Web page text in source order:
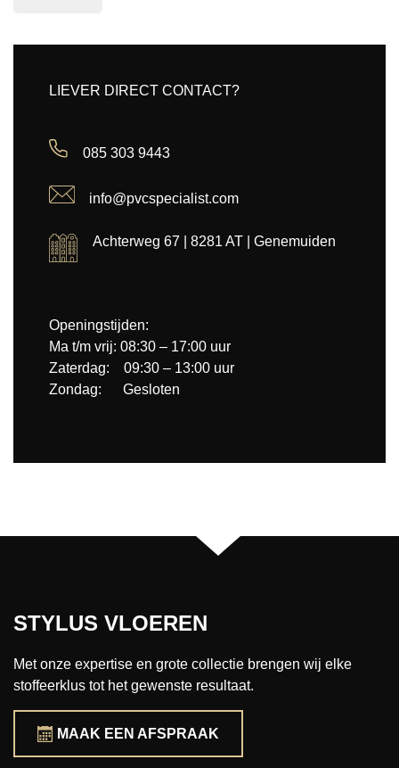
LIEVER DIRECT CONTACT?
085 303 9443
info@pvcspecialist.com
Achterweg 67 | 8281 AT | Genemuiden
Openingstijden:
Ma t/m vrij: 08:30 – 17:00 uur
Zaterdag: 09:30 – 13:00 uur
Zondag: Gesloten
STYLUS VLOEREN
Met onze expertise en grote collectie brengen wij elke
stoffeerklus tot het gewenste resultaat.
MAAK EEN AFSPRAAK